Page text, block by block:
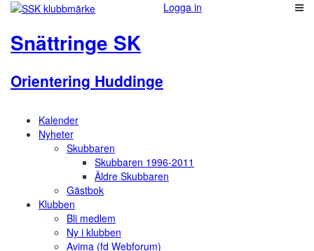
Logga in
Snättringe SK
Orientering Huddinge
Kalender
Nyheter
Skubbaren
Skubbaren 1996-2011
Äldre Skubbaren
Gästbok
Klubben
Bli medlem
Ny i klubben
Avima (fd Webforum)